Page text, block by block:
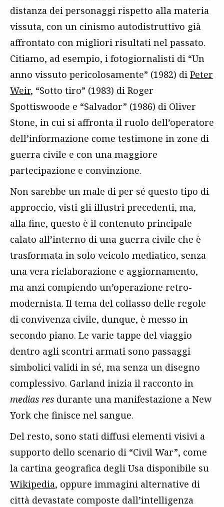
distanza dei personaggi rispetto alla materia
vissuta, con un cinismo autodistruttivo già
affrontato con migliori risultati nel passato.
Citiamo, ad esempio, i fotogiornalisti di “Un
anno vissuto pericolosamente” (1982) di Peter
Weir, “Sotto tiro” (1983) di Roger
Spottiswoode e “Salvador” (1986) di Oliver
Stone, in cui si affronta il ruolo dell’operatore
dell’informazione come testimone in zone di
guerra civile e con una maggiore
partecipazione e convinzione.
Non sarebbe un male di per sé questo tipo di
approccio, visti gli illustri precedenti, ma,
alla fine, questo è il contenuto principale
calato all’interno di una guerra civile che è
trasformata in solo veicolo mediatico, senza
una vera rielaborazione e aggiornamento,
ma anzi compiendo un’operazione retro-
modernista. Il tema del collasso delle regole
di convivenza civile, dunque, è messo in
secondo piano. Le varie tappe del viaggio
dentro agli scontri armati sono passaggi
simbolici validi in sé, ma senza un disegno
complessivo. Garland inizia il racconto in
medias res durante una manifestazione a New
York che finisce nel sangue.
Del resto, sono stati diffusi elementi visivi a
supporto dello scenario di “Civil War”, come
la cartina geografica degli Usa disponibile su
Wikipedia, oppure immagini alternative di
città devastate composte dall’intelligenza